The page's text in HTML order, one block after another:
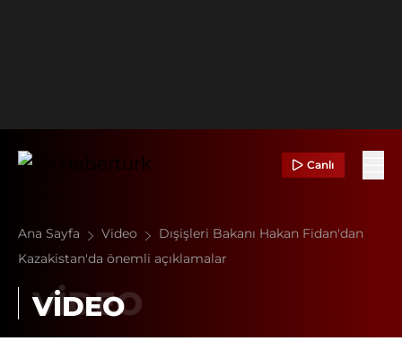
Canlı
Ana Sayfa Video
Dışişleri Bakanı Hakan Fidan'dan
Kazakistan'da önemli açıklamalar
VİDEO